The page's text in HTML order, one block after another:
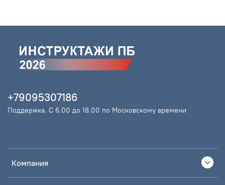
Компания
+79095307186
Поддержка. С 6.00 до 18.00 по Московскому времени